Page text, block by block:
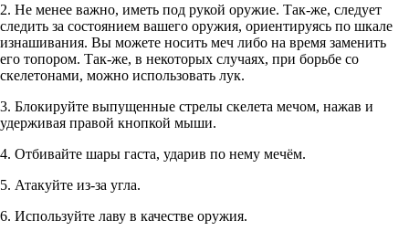
2. Не менее важно, иметь под рукой оружие. Так-же, следует
следить за состоянием вашего оружия, ориентируясь по шкале
изнашивания. Вы можете носить меч либо на время заменить
его топором. Так-же, в некоторых случаях, при борьбе со
скелетонами, можно использовать лук.
3. Блокируйте выпущенные стрелы скелета мечом, нажав и
удерживая правой кнопкой мыши.
4. Отбивайте шары гаста, ударив по нему мечём.
5. Атакуйте из-за угла.
6. Используйте лаву в качестве оружия.